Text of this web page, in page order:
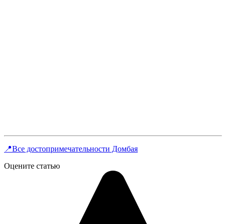
📍Все достопримечательности Домбая
Оцените статью